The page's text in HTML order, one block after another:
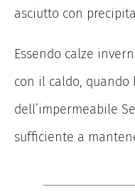
asciutto con
Essendo calze
con il caldo,
dell’impermeabile
sufficiente a